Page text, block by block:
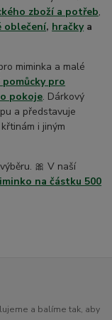
zboží a potřeb,
oblečení, hračkya
miminka a malé
pro
pokoje. Dárkový
a představuje
i jiným
🎀 V naší
na částku 500
a balíme tak, aby